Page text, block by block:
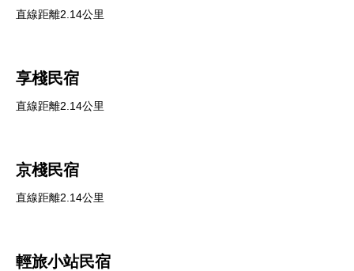
直線距離2.14公里
享棧民宿
直線距離2.14公里
京棧民宿
直線距離2.14公里
輕旅小站民宿